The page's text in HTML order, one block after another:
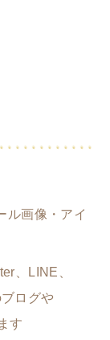
ル画像・アイ
、LINE、
ログや
す